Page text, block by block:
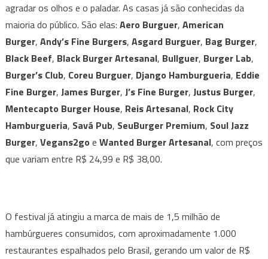
agradar os olhos e o paladar. As casas já são conhecidas da
maioria do público. São elas: Aero Burguer, American
Burger, Andy’s Fine Burgers, Asgard Burguer, Bag Burger,
Black Beef, Black Burger Artesanal, Bullguer, Burger Lab,
Burger’s Club, Coreu Burguer, Django Hamburgueria, Eddie
Fine Burger, James Burger, J’s Fine Burger, Justus Burger,
Mentecapto Burger House, Reis Artesanal, Rock City
Hamburgueria, Savá Pub, SeuBurger Premium, Soul Jazz
Burger, Vegans2go e Wanted Burger Artesanal, com preços
que variam entre R$ 24,99 e R$ 38,00.
O festival já atingiu a marca de mais de 1,5 milhão de
hambúrgueres consumidos, com aproximadamente 1.000
restaurantes espalhados pelo Brasil, gerando um valor de R$